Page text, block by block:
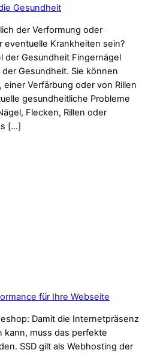
Gesundheit
der Verformung oder
eventuelle Krankheiten sein?
der Gesundheit Fingernägel
Gesundheit. Sie können
Verfärbung oder von Rillen
gesundheitliche Probleme
Flecken, Rillen oder
[…]
für Ihre Webseite
Damit die Internetpräsenz
muss das perfekte
SSD gilt als Webhosting der